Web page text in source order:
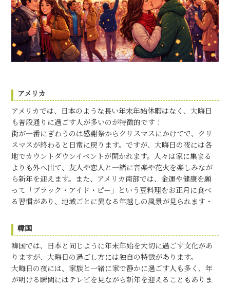
アメリカ
アメリカでは、日本のような長い年末年始休暇はなく、大晦日
も普段通りに過ごす人が多いのが特徴的です！
街が一番にぎわうのは感謝祭からクリスマスにかけてで、クリ
スマスが終わると日常に戻ります。ですが、大晦日の夜には各
地でカウントダウンイベントが開かれます。人々は家に集まる
よりも外へ出て、友人や恋人と一緒に音楽や花火を楽しみなが
ら新年を迎えます。また、アメリカ南部では、金運や健康を願
って「ブラック・アイド・ピー」という豆料理をお正月に食べ
る習慣があり、地域ごとに異なる年越しの風景が見られます・
韓国
韓国では、日本と同じように年末年始を大切に過ごす文化があ
りますが、大晦日の過ごし方には独自の特徴があります。
大晦日の夜には、家族と一緒に家で静かに過ごす人も多く、年
が明ける瞬間にはテレビを見ながら新年を迎えることもありま